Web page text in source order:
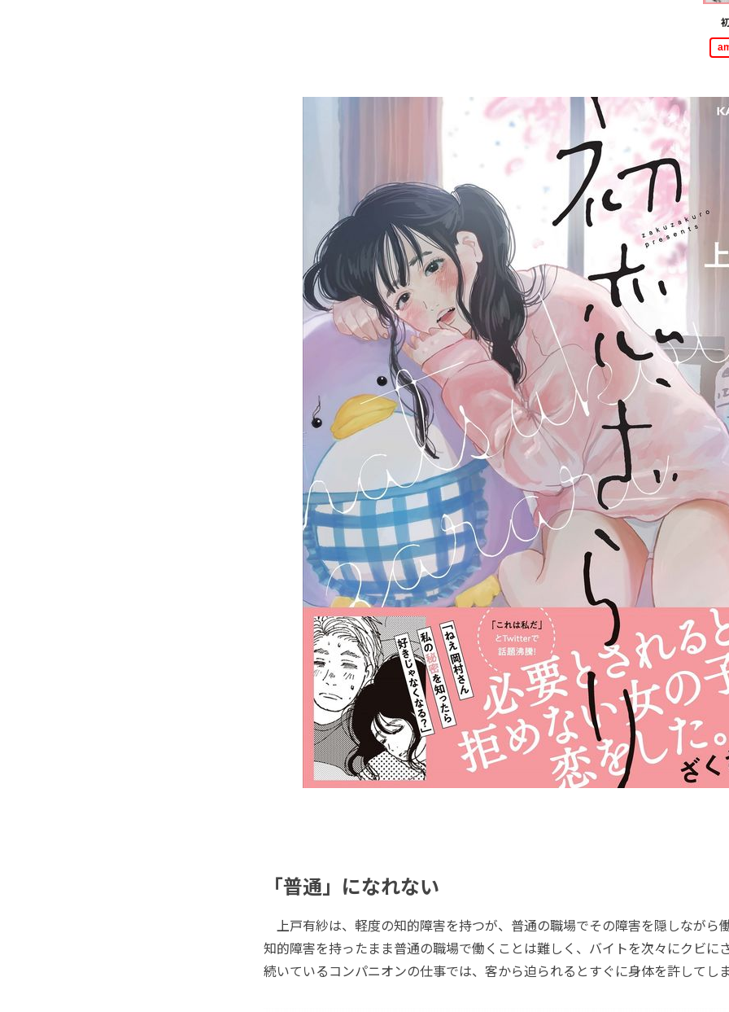
「普通」になれない
上戸有紗は、軽度の知的障害を持つが、普通の職場でその障害を隠しながら
知的障害を持ったまま普通の職場で働くことは難しく、バイトを次々にクビに
続いているコンパニオンの仕事では、客から迫られるとすぐに身体を許してし